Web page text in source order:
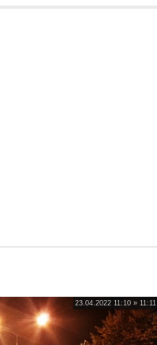
23.04.2022 11:10 » 11:11